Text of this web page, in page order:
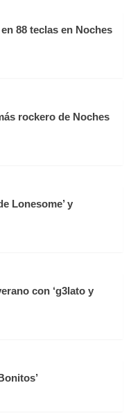
88 teclas en Noches
rockero de Noches
Lonesome’ y
con ‘g3lato y